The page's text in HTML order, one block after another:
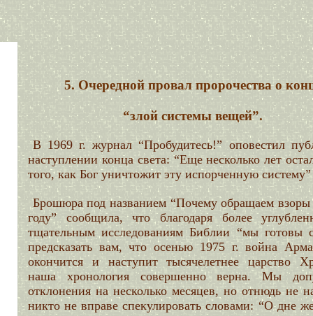
5. Очередной провал пророчества о
“злой системы вещей”.
В 1969 г. журнал “Пробудитесь!” оповестил
наступлении конца света: “Еще несколько лет
того, как Бог уничтожит эту испорченную
Брошюра под названием “Почему обращаем взоры
году” сообщила, что благодаря более
тщательным исследованиям Библии “мы готовы
предсказать вам, что осенью 1975 г. война
окончится и наступит тысячелетнее царство
наша хронология совершенно верна. Мы
отклонения на несколько месяцев, но отнюдь не
никто не вправе спекулировать словами: “О дне